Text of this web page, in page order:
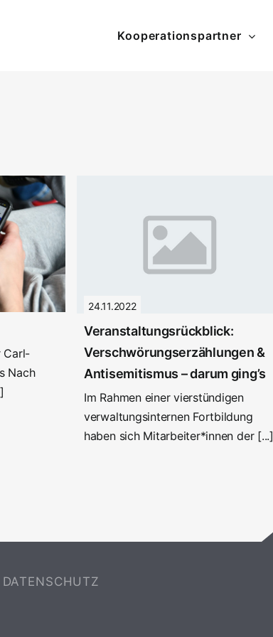
Kooperationspartner
Carl-
Nach
24.11.2022
Veranstaltungsrückblick:
Verschwörungserzählungen &
Antisemitismus – darum ging’s
Im Rahmen einer vierstündigen
verwaltungsinternen Fortbildung
haben sich Mitarbeiter*innen der [...]
DATENSCHUTZ